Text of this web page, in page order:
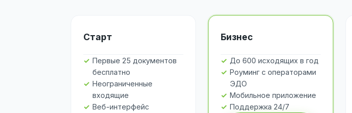
Старт
Первые 25 документов
бесплатно
Неограниченные
входящие
Веб-интерфейс
Бизнес
До 600 исходящих в год
Роуминг с операторами
ЭДО
Мобильное приложение
Поддержка 24/7